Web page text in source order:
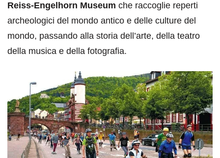
Reiss-Engelhorn Museum che raccoglie reperti
archeologici del mondo antico e delle culture del
mondo, passando alla storia dell’arte, della teatro
della musica e della fotografia.